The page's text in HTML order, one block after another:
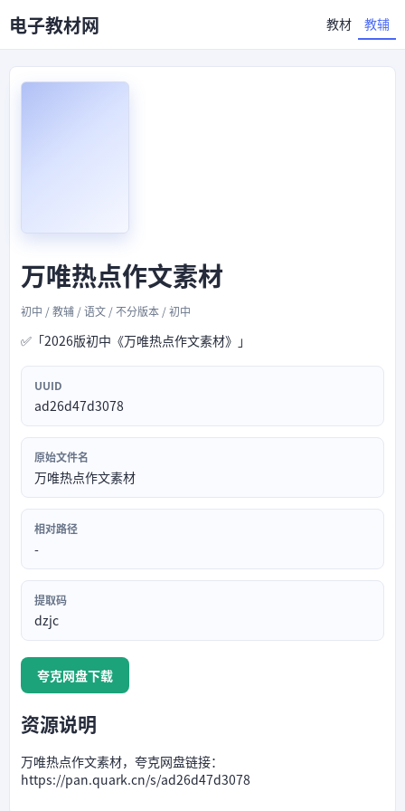
电子教材网 教材 教辅
万唯热点作文素材
初中 / 教辅 / 语文 / 不分版本 / 初中
✅「2026版初中《万唯热点作文素材》」
UUID
ad26d47d3078
原始文件名
万唯热点作文素材
相对路径
-
提取码
dzjc
夸克网盘下载
资源说明
万唯热点作文素材，夸克网盘链接：
https://pan.quark.cn/s/ad26d47d3078